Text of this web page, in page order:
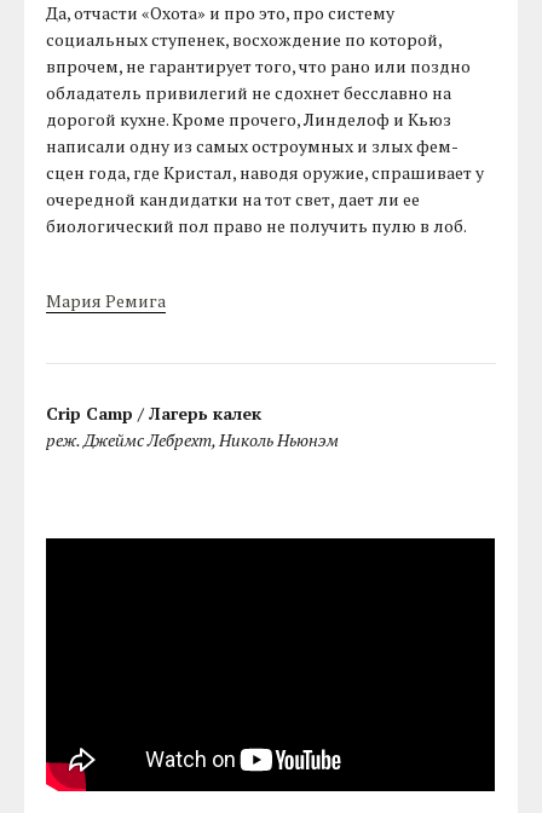
Да, отчасти «Охота» и про это, про систему
социальных ступенек, восхождение по которой,
впрочем, не гарантирует того, что рано или поздно
обладатель привилегий не сдохнет бесславно на
дорогой кухне. Кроме прочего, Линделоф и Кьюз
написали одну из самых остроумных и злых фем-
сцен года, где Кристал, наводя оружие, спрашивает у
очередной кандидатки на тот свет, дает ли ее
биологический пол право не получить пулю в лоб.
Мария Ремига
Crip Camp / Лагерь калек
реж. Джеймс Лебрехт, Николь Ньюнэм